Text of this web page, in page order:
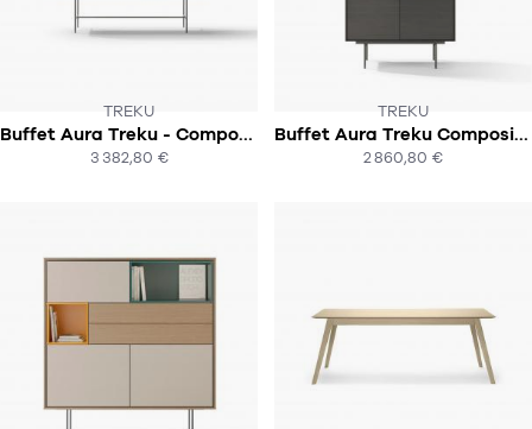
TREKU
Buffet Aura Treku - Composition 6
3 382,80 €
SOUS 6-8 SEMAINES
ACHAT EXPRESS
TREKU
Buffet Aura Treku Composition 5
2 860,80 €
SOUS 10-12 SEMAINES
ACHAT EXPRESS